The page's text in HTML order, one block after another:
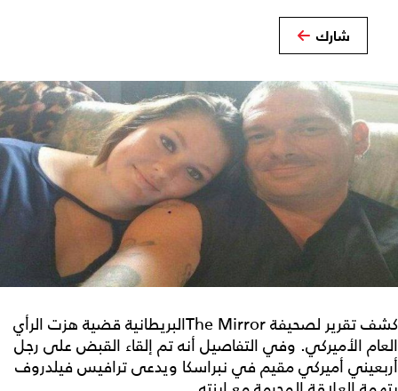
شارك
كشف تقرير لصحيفة The Mirrorالبريطانية قضية هزت الرأي
العام الأميركي. وفي التفاصيل أنه تم إلقاء القبض على رجل
أربعيني أميركي مقيم في نبراسكا ويدعى ترافيس فيلدروف